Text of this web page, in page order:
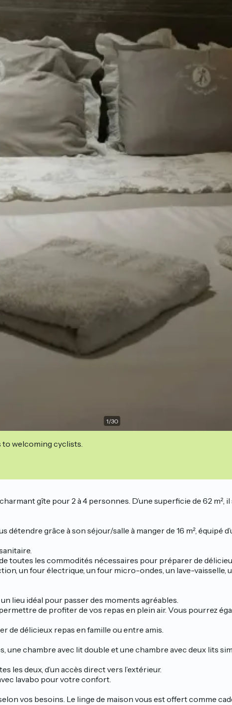
1/30
to welcoming cyclists.
gîte pour 2 à 4 personnes. D’une superficie de 62
détendre grâce à son séjour/salle à manger de 16 m², équipé
de toutes les commodités nécessaires pour préparer de
un four électrique, un four micro-ondes, un lave-
lieu idéal pour passer des moments agréables.
permettre de profiter de vos repas en plein air. Vous pourrez
de délicieux repas en famille ou entre amis.
une chambre avec lit double et une chambre avec deux lits
les deux, d’un accès direct vers l’extérieur.
lavabo pour votre confort.
vos besoins. Le linge de maison vous est offert comme